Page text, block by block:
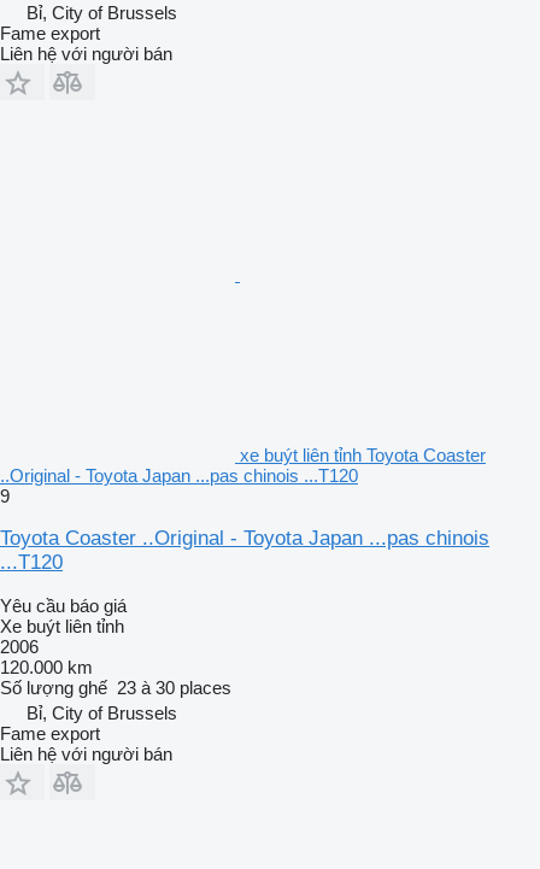
Bỉ, City of Brussels
Fame export
Liên hệ với người bán
xe buýt liên tỉnh Toyota Coaster
..Original - Toyota Japan ...pas chinois ...T120
9
Toyota Coaster ..Original - Toyota Japan ...pas chinois
...T120
Yêu cầu báo giá
Xe buýt liên tỉnh
2006
120.000 km
Số lượng ghế 23 à 30 places
Bỉ, City of Brussels
Fame export
Liên hệ với người bán